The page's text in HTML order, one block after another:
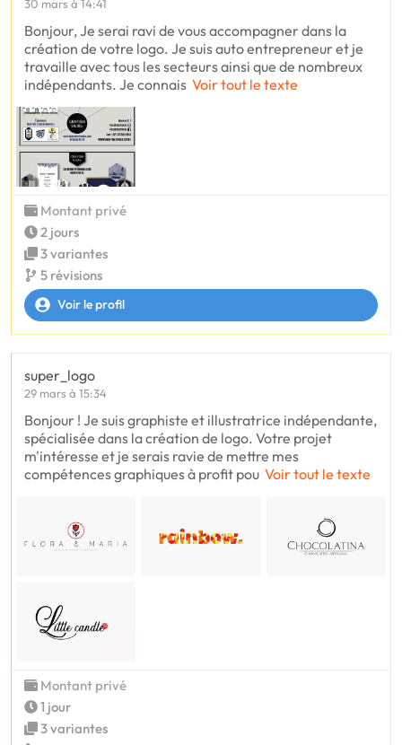
30 mars à 14:41
Bonjour, Je serai ravi de vous accompagner dans la
création de votre logo. Je suis auto entrepreneur et je
travaille avec tous les secteurs ainsi que de nombreux
indépendants. Je connais Voir tout le texte
Montant privé
2 jours
3 variantes
5 révisions
Voir le profil
super_logo
29 mars à 15:34
Bonjour ! Je suis graphiste et illustratrice indépendante,
spécialisée dans la création de logo. Votre projet
m'intéresse et je serais ravie de mettre mes
compétences graphiques à profit pou Voir tout le texte
Montant privé
1 jour
3 variantes